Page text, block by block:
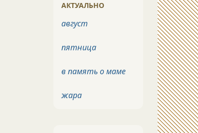
АКТУАЛЬНО
август
пятница
в память о маме
жара